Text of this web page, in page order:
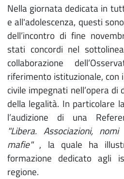
Nella giornata dedicata in
e all'adolescenza, questi
dell’incontro di fine
stati concordi nel
collaborazione
riferimento istituzionale, con
civile impegnati nell’opera
della legalità. In particolare
l’audizione di una
"Libera. Associazioni,
mafie" , la quale ha
formazione dedicato agli
regione.